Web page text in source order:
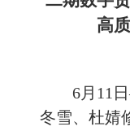
高
6月11
冬雪、杜婧